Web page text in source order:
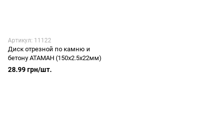
Артикул: 11122
Диск отрезной по камню и
бетону АТАМАН (150х2.5х22мм)
28.99 грн/шт.